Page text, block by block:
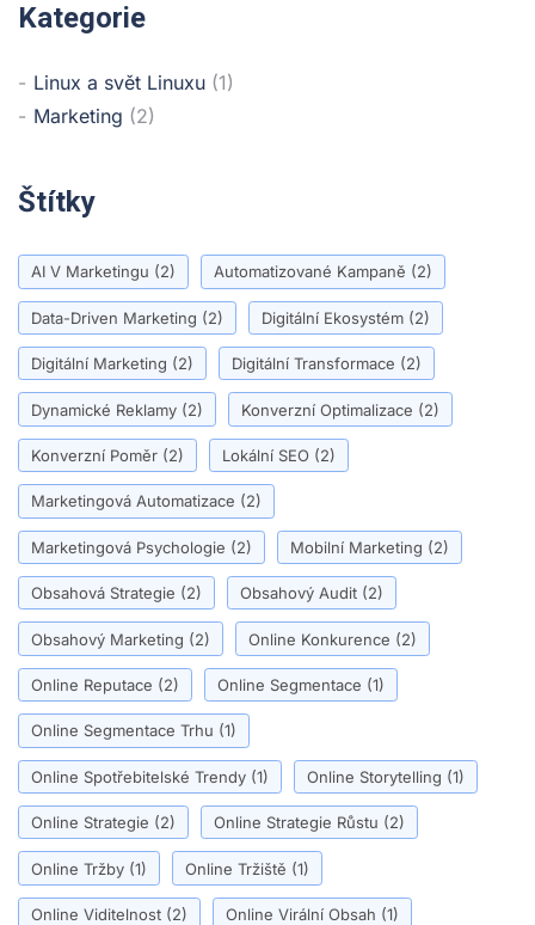
Kategorie
Linux a svět Linuxu (1)
Marketing (2)
Štítky
AI V Marketingu (2) Automatizované Kampaně (2)
Data-Driven Marketing (2) Digitální Ekosystém (2)
Digitální Marketing (2) Digitální Transformace (2)
Dynamické Reklamy (2) Konverzní Optimalizace (2)
Konverzní Poměr (2) Lokální SEO (2)
Marketingová Automatizace (2)
Marketingová Psychologie (2) Mobilní Marketing (2)
Obsahová Strategie (2) Obsahový Audit (2)
Obsahový Marketing (2) Online Konkurence (2)
Online Reputace (2) Online Segmentace (1)
Online Segmentace Trhu (1)
Online Spotřebitelské Trendy (1) Online Storytelling (1)
Online Strategie (2) Online Strategie Růstu (2)
Online Tržby (1) Online Tržiště (1)
Online Viditelnost (2) Online Virální Obsah (1)